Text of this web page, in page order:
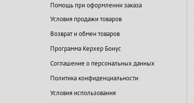
Помощь при оформлении заказа
Условия продажи товаров
Возврат и обмен товаров
Программа Керхер Бонус
Соглашение о персональных данных
Политика конфиденциальности
Условия использования